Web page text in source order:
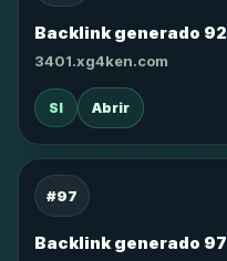
Backlink generado 92
3401.xg4ken.com
SI Abrir
#97
Backlink generado 97